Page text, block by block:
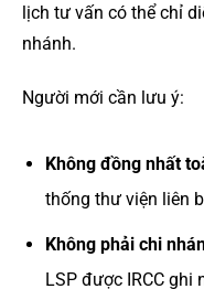
lịch tư vấn có thể chỉ
nhánh.
Người mới cần lưu ý:
Không đồng nhất
thống thư viện liên
Không phải chi
LSP được IRCC ghi